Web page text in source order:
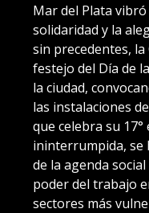
Mar del Plata
solidaridad y la
sin precedentes, la
festejo del Día de
la ciudad,
las instalaciones
que celebra su
ininterrumpida, se
de la agenda
poder del trabajo
sectores más